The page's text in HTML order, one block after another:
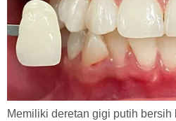
Memiliki deretan gigi putih